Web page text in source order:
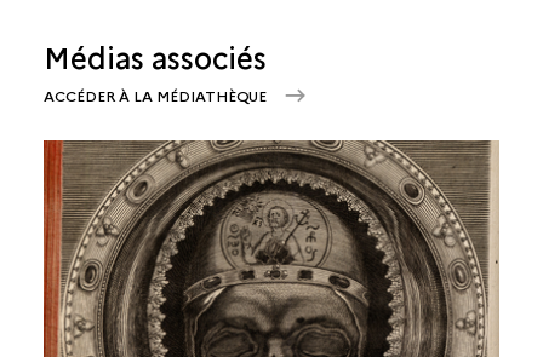
Médias associés
ACCÉDER À LA MÉDIATHÈQUE